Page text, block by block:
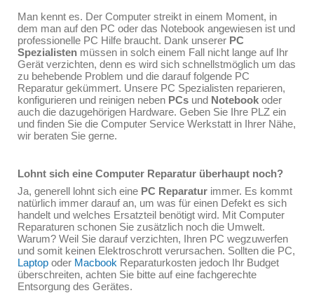
Man kennt es. Der Computer streikt in einem Moment, in
dem man auf den PC oder das Notebook angewiesen ist und
professionelle PC Hilfe braucht. Dank unserer PC
Spezialisten müssen in solch einem Fall nicht lange auf Ihr
Gerät verzichten, denn es wird sich schnellstmöglich um das
zu behebende Problem und die darauf folgende PC
Reparatur gekümmert. Unsere PC Spezialisten reparieren,
konfigurieren und reinigen neben PCs und Notebook oder
auch die dazugehörigen Hardware. Geben Sie Ihre PLZ ein
und finden Sie die Computer Service Werkstatt in Ihrer Nähe,
wir beraten Sie gerne.
Lohnt sich eine Computer Reparatur überhaupt noch?
Ja, generell lohnt sich eine PC Reparatur immer. Es kommt
natürlich immer darauf an, um was für einen Defekt es sich
handelt und welches Ersatzteil benötigt wird. Mit Computer
Reparaturen schonen Sie zusätzlich noch die Umwelt.
Warum? Weil Sie darauf verzichten, Ihren PC wegzuwerfen
und somit keinen Elektroschrott verursachen. Sollten die PC,
Laptop oder Macbook Reparaturkosten jedoch Ihr Budget
überschreiten, achten Sie bitte auf eine fachgerechte
Entsorgung des Gerätes.